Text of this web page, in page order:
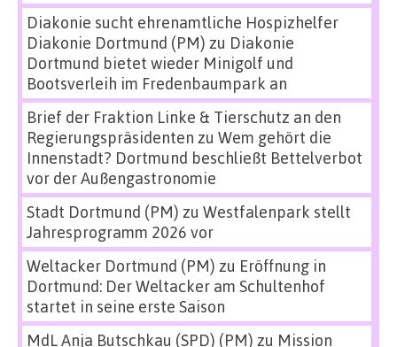
Diakonie sucht ehrenamtliche Hospizhelfer
Diakonie Dortmund (PM) zu Diakonie
Dortmund bietet wieder Minigolf und
Bootsverleih im Fredenbaumpark an
Brief der Fraktion Linke & Tierschutz an den
Regierungspräsidenten zu Wem gehört die
Innenstadt? Dortmund beschließt Bettelverbot
vor der Außengastronomie
Stadt Dortmund (PM) zu Westfalenpark stellt
Jahresprogramm 2026 vor
Weltacker Dortmund (PM) zu Eröffnung in
Dortmund: Der Weltacker am Schultenhof
startet in seine erste Saison
MdL Anja Butschkau (SPD) (PM) zu Mission